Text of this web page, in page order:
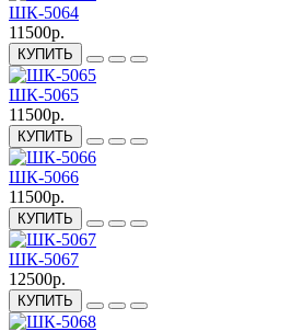
ШК-5064
11500р.
КУПИТЬ
ШК-5065
11500р.
КУПИТЬ
ШК-5066
11500р.
КУПИТЬ
ШК-5067
12500р.
КУПИТЬ